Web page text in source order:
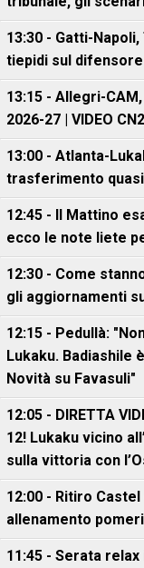
13:30 - Gatti-
tiepidi sul difensore
13:15 - Allegri-
2026-27 | VIDEO
13:00 - Atlanta-
trasferimento
12:45 - Il Mattino
ecco le note liete
12:30 - Come
gli aggiornamenti
12:15 - Pedullà:
Lukaku. Badiashile
Novità su Favasuli"
12:05 - DIRETTA
12! Lukaku vicino
sulla vittoria con
12:00 - Ritiro
allenamento
11:45 - Serata